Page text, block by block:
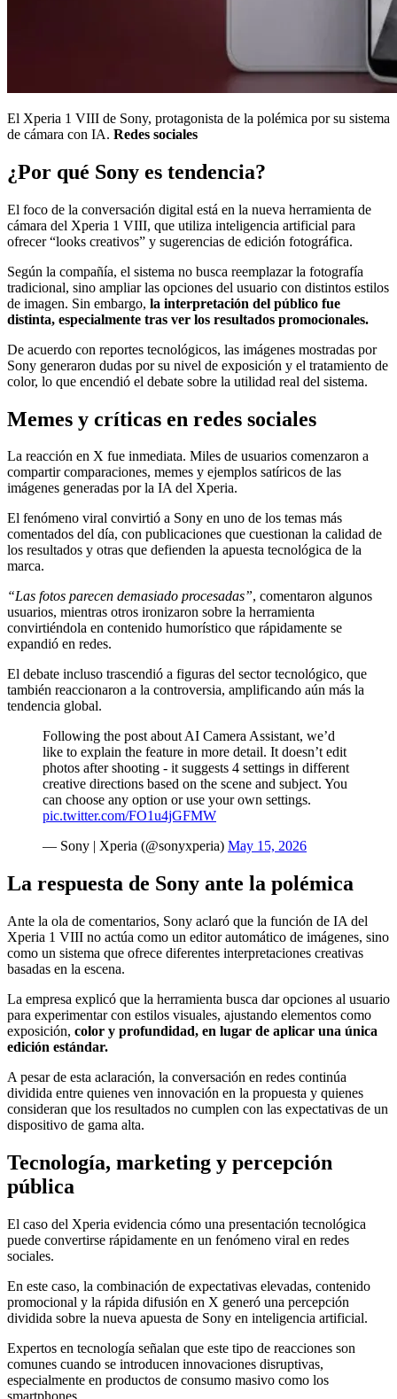
El Xperia 1 VIII de Sony, protagonista de la polémica por su sistema
de cámara con IA. Redes sociales
¿Por qué Sony es tendencia?
El foco de la conversación digital está en la nueva herramienta de
cámara del Xperia 1 VIII, que utiliza inteligencia artificial para
ofrecer “looks creativos” y sugerencias de edición fotográfica.
Según la compañía, el sistema no busca reemplazar la fotografía
tradicional, sino ampliar las opciones del usuario con distintos estilos
de imagen. Sin embargo, la interpretación del público fue
distinta, especialmente tras ver los resultados promocionales.
De acuerdo con reportes tecnológicos, las imágenes mostradas por
Sony generaron dudas por su nivel de exposición y el tratamiento de
color, lo que encendió el debate sobre la utilidad real del sistema.
Memes y críticas en redes sociales
La reacción en X fue inmediata. Miles de usuarios comenzaron a
compartir comparaciones, memes y ejemplos satíricos de las
imágenes generadas por la IA del Xperia.
El fenómeno viral convirtió a Sony en uno de los temas más
comentados del día, con publicaciones que cuestionan la calidad de
los resultados y otras que defienden la apuesta tecnológica de la
marca.
“Las fotos parecen demasiado procesadas”, comentaron algunos
usuarios, mientras otros ironizaron sobre la herramienta
convirtiéndola en contenido humorístico que rápidamente se
expandió en redes.
El debate incluso trascendió a figuras del sector tecnológico, que
también reaccionaron a la controversia, amplificando aún más la
tendencia global.
Following the post about AI Camera Assistant, we’d
like to explain the feature in more detail. It doesn’t edit
photos after shooting - it suggests 4 settings in different
creative directions based on the scene and subject. You
can choose any option or use your own settings.
pic.twitter.com/FO1u4jGFMW
— Sony | Xperia (@sonyxperia) May 15, 2026
La respuesta de Sony ante la polémica
Ante la ola de comentarios, Sony aclaró que la función de IA del
Xperia 1 VIII no actúa como un editor automático de imágenes, sino
como un sistema que ofrece diferentes interpretaciones creativas
basadas en la escena.
La empresa explicó que la herramienta busca dar opciones al usuario
para experimentar con estilos visuales, ajustando elementos como
exposición, color y profundidad, en lugar de aplicar una única
edición estándar.
A pesar de esta aclaración, la conversación en redes continúa
dividida entre quienes ven innovación en la propuesta y quienes
consideran que los resultados no cumplen con las expectativas de un
dispositivo de gama alta.
Tecnología, marketing y percepción
pública
El caso del Xperia evidencia cómo una presentación tecnológica
puede convertirse rápidamente en un fenómeno viral en redes
sociales.
En este caso, la combinación de expectativas elevadas, contenido
promocional y la rápida difusión en X generó una percepción
dividida sobre la nueva apuesta de Sony en inteligencia artificial.
Expertos en tecnología señalan que este tipo de reacciones son
comunes cuando se introducen innovaciones disruptivas,
especialmente en productos de consumo masivo como los
smartphones.